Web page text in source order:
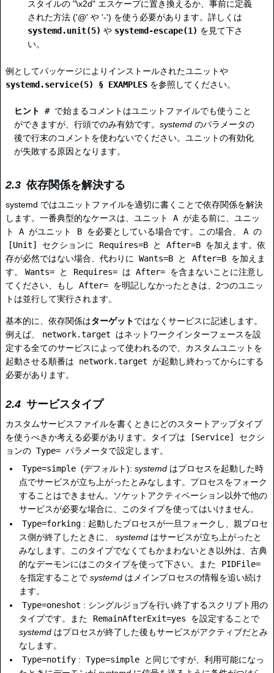
スタイルの "\x2d" エスケープに置き換えるか、事前に定義
された方法 ('@' や '-') を使う必要があります。詳しくは
systemd.unit(5) や systemd-escape(1) を見て下さ
い。
例としてパッケージによりインストールされたユニットや
systemd.service(5) § EXAMPLES を参照してください。
ヒント # で始まるコメントはユニットファイルでも使うこと
ができますが、行頭でのみ有効です。 systemd のパラメータの
後で行末のコメントを使わないでください。ユニットの有効化
が失敗する原因となります。
依存関係を解決する
systemd ではユニットファイルを適切に書くことで依存関係を解決
します。一番典型的なケースは、ユニット
A が走る前に、ユニッ
ト
A がユニット B を必要としている場合です。この場合、 A の
[Unit]
セクションに Requires=B と After=B を加えます。依
存が必然ではない場合、代わりに
Wants=B と After=B を加えま
す。
Wants= と Requires= は After= を含まないことに注意し
てください、もし
After= を明記しなかったときは、2つのユニッ
トは並行して実行されます。
基本的に、依存関係はターゲットではなくサービスに記述します。
例えば、
network.target
はネットワークインターフェースを設
定する全てのサービスによって使われるので、カスタムユニットを
起動させる順番は
network.target が起動し終わってからにする
必要があります。
サービスタイプ
カスタムサービスファイルを書くときにどのスタートアップタイプ
を使うべきか考える必要があります。タイプは
[Service]
セクシ
ョンの Type= パラメータで設定します。
Type=simple (デフォルト): systemdはプロセスを起動した時
点でサービスが立ち上がったとみなします。プロセスをフォーク
することはできません。ソケットアクティベーション以外で他の
サービスが必要な場合に、このタイプを使ってはいけません。
Type=forking : 起動したプロセスが一旦フォークし、親プロセ
ス側が終了したときに、systemd はサービスが立ち上がったと
みなします。このタイプでなくてもかまわないとき以外は、古典
的なデーモンにはこのタイプを使って下さい。また
PIDFile=
を指定することでsystemd はメインプロセスの情報を追い続け
ます。
Type=oneshot : シングルジョブを行い終了するスクリプト用の
タイプです。また
RemainAfterExit=yes
を設定することで
systemd はプロセスが終了した後もサービスがアクティブだとみ
なします。
Type=notify : Type=simple
と同じですが、利用可能になっ